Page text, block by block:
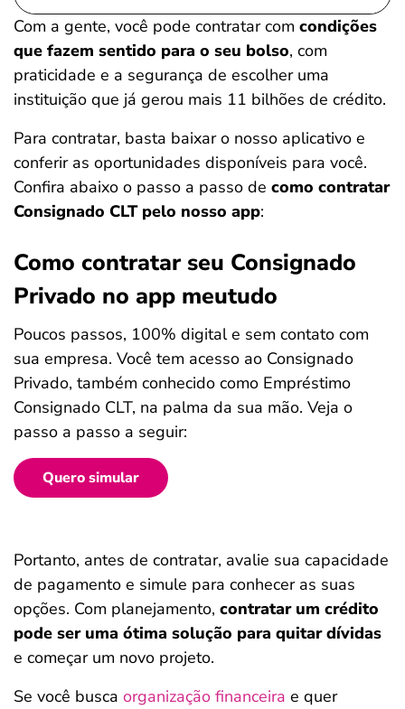
Com a gente, você pode contratar com condições
que fazem sentido para o seu bolso, com
praticidade e a segurança de escolher uma
instituição que já gerou mais 11 bilhões de crédito.
Para contratar, basta baixar o nosso aplicativo e
conferir as oportunidades disponíveis para você.
Confira abaixo o passo a passo de como contratar
Consignado CLT pelo nosso app:
Como contratar seu Consignado
Privado no app meutudo
Poucos passos, 100% digital e sem contato com
sua empresa. Você tem acesso ao Consignado
Privado, também conhecido como Empréstimo
Consignado CLT, na palma da sua mão. Veja o
passo a passo a seguir:
Quero simular
Portanto, antes de contratar, avalie sua capacidade
de pagamento e simule para conhecer as suas
opções. Com planejamento, contratar um crédito
pode ser uma ótima solução para quitar dívidas
e começar um novo projeto.
Se você busca organização financeira e quer